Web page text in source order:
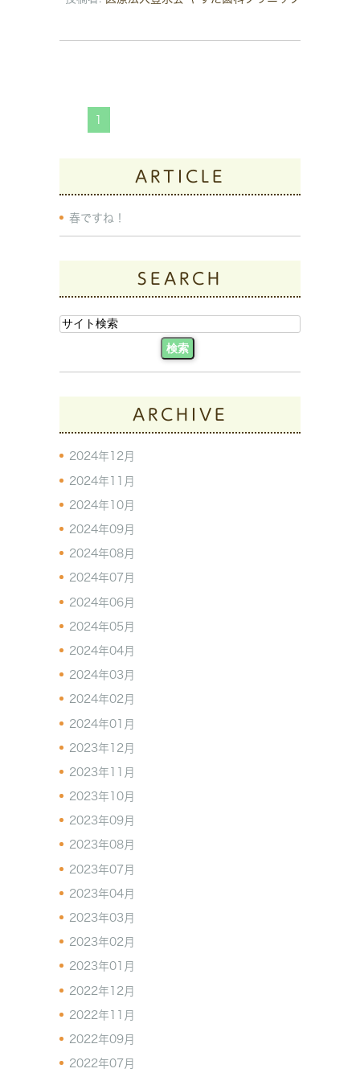
1
ARTICLE
春ですね！
SEARCH
ARCHIVE
2024年12月
2024年11月
2024年10月
2024年09月
2024年08月
2024年07月
2024年06月
2024年05月
2024年04月
2024年03月
2024年02月
2024年01月
2023年12月
2023年11月
2023年10月
2023年09月
2023年08月
2023年07月
2023年04月
2023年03月
2023年02月
2023年01月
2022年12月
2022年11月
2022年09月
2022年07月